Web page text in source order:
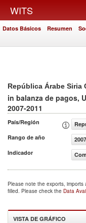
WITS
Datos Básicos Resumen
República Árabe
in balanza de pagos,
2007-2011
País/Región
Rango de año
Indicador
Please note the exports,
filled. Please check the Data
VISTA DE GRÁFICO